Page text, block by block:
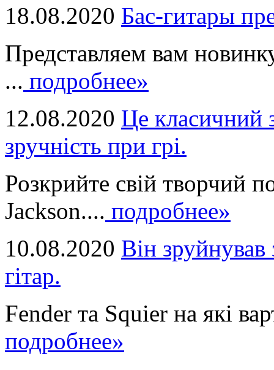
18.08.2020 Бас-гитары
Представляем вам
... подробнее»
12.08.2020 Це класичний
зручність при грі.
Розкрийте свій творчий
Jackson.... подробнее»
10.08.2020 Він
гітар.
Fender та Squier на які
подробнее»